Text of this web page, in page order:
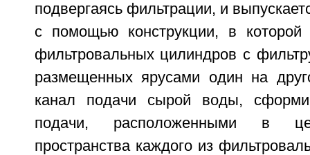
подвергаясь фильтрации, и
с помощью конструкции, в которой
фильтровальных цилиндров с
размещенных ярусами один на
канал подачи сырой воды,
подачи, расположенными в
пространства каждого из